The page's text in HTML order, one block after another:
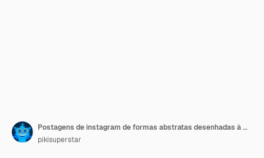
Postagens de instagram de formas abstratas desenhadas à mão
pikisuperstar